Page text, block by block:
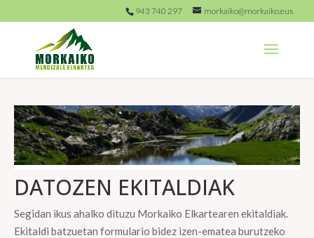
943 740 297 morkaiko@morkaiko.eus
DATOZEN EKITALDIAK
Segidan ikus ahalko dituzu Morkaiko Elkartearen ekitaldiak.
Ekitaldi batzuetan formulario bidez izen-ematea burutzeko